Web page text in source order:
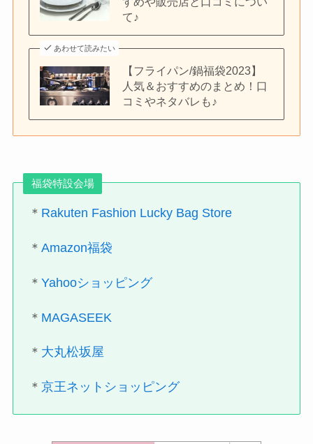
て♪
あわせて読みたい
【フライパン/鍋福袋2023】
人気＆おすすめのまとめ！口
コミやネタバレも♪
福袋特設会場
＊ Rakuten Fashion Lucky Bag Store
＊Amazon福袋
＊Yahooショッピング
＊ MAGASEEK
＊ 大丸松坂屋
＊京王ネットショッピング